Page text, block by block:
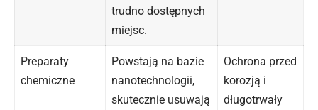
trudno dostępnych
miejsc.
Preparaty
chemiczne
Powstają na bazie
nanotechnologii,
skutecznie usuwają
Ochrona przed
korozją i
długotrwały